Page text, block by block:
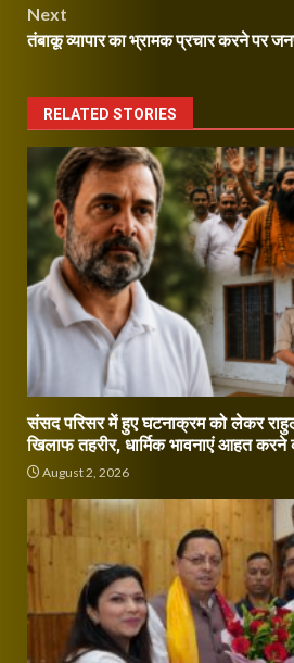
Next
तंबाकू व्यापार का भ्रामक प्रचार करने पर
RELATED STORIES
संसद परिसर में हुए घटनाक्रम को लेकर
खिलाफ तहरीर, धार्मिक भावनाएं आहत करने
August 2, 2026